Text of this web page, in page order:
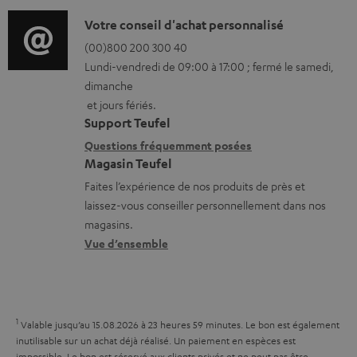
e
a
b
l
e
s
t
.
s
u
p
p
o
r
t
.
l
k
s
t
i
o
n
s
r
e
l
a
t
s
o
r
m
a
t
i
o
n
s
r
t
D
é
t
a
i
l
s
c
o
n
t
Votre conseil d'achat personnalisé
(00)800 200 300 40
Lundi-vendredi de 09:00 à 17:00 ; fermé le samedi,
dimanche
et jours fériés.
Support Teufel
Questions fréquemment posées
Magasin Teufel
Faites l’expérience de nos produits de près et
laissez-vous conseiller personnellement dans nos
magasins.
Vue d’ensemble
1 Valable jusqu’au 15.08.2026 à 23 heures 59 minutes. Le bon est également
inutilisable sur un achat déjà réalisé. Un paiement en espèces est